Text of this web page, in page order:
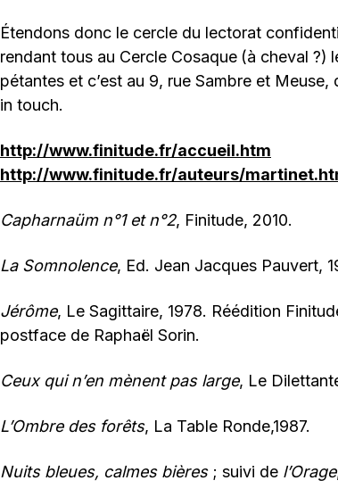
Étendons donc le cercle du lectorat
rendant tous au Cercle Cosaque (à cheval ?)
pétantes et c’est au 9, rue Sambre et Meuse,
in touch.
http://www.finitude.fr/accueil.htm
http://www.finitude.fr/auteurs/
Capharnaüm n°1 et n°2, Finitude, 2010.
La Somnolence, Ed. Jean Jacques Pauvert,
Jérôme, Le Sagittaire, 1978. Réédition
postface de Raphaël Sorin.
Ceux qui n’en mènent pas large, Le
L’Ombre des forêts, La Table Ronde,1987.
Nuits bleues, calmes bières; suivi de l’Orage